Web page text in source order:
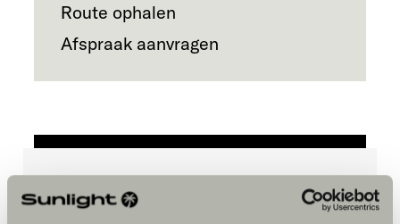
Route ophalen
Afspraak aanvragen
Accepteer marketing-cookies om